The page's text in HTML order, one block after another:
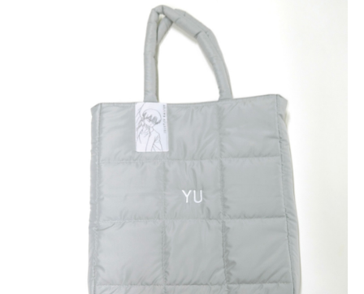
Dr.STONE STONE FES.2026
薬屋のひとりごと 夏の園遊会2026
名探偵コナン
アニメ『僕のヒーローアカデミア』10周年
ハイキュー!!ジャージ＆ユニフォーム